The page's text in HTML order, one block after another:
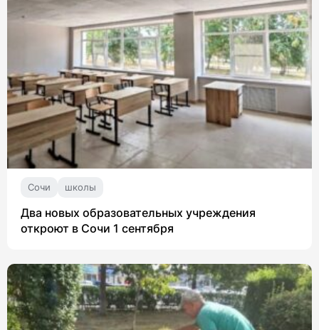
Сочи школы
Два новых образовательных учреждения
откроют в Сочи 1 сентября